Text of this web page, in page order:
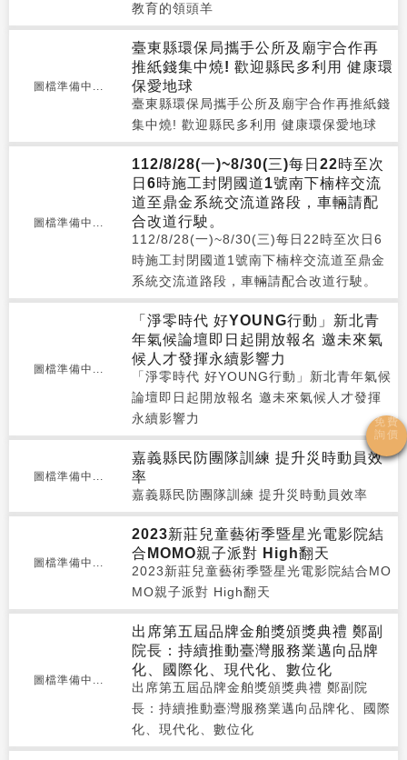
教育的領頭羊
圖檔準備中...
臺東縣環保局攜手公所及廟宇合作再
推紙錢集中燒! 歡迎縣民多利用 健康環
保愛地球
臺東縣環保局攜手公所及廟宇合作再推紙錢
集中燒! 歡迎縣民多利用 健康環保愛地球
圖檔準備中...
112/8/28(一)~8/30(三)每日22時至次
日6時施工封閉國道1號南下楠梓交流
道至鼎金系統交流道路段，車輛請配
合改道行駛。
112/8/28(一)~8/30(三)每日22時至次日6
時施工封閉國道1號南下楠梓交流道至鼎金
系統交流道路段，車輛請配合改道行駛。
圖檔準備中...
「淨零時代 好YOUNG行動」新北青
年氣候論壇即日起開放報名 邀未來氣
候人才發揮永續影響力
「淨零時代 好YOUNG行動」新北青年氣候
論壇即日起開放報名 邀未來氣候人才發揮
永續影響力
圖檔準備中...
嘉義縣民防團隊訓練 提升災時動員效
率
嘉義縣民防團隊訓練 提升災時動員效率
圖檔準備中...
2023新莊兒童藝術季暨星光電影院結
合MOMO親子派對 High翻天
2023新莊兒童藝術季暨星光電影院結合MO
MO親子派對 High翻天
圖檔準備中...
出席第五屆品牌金舶獎頒獎典禮 鄭副
院長：持續推動臺灣服務業邁向品牌
化、國際化、現代化、數位化
出席第五屆品牌金舶獎頒獎典禮 鄭副院
長：持續推動臺灣服務業邁向品牌化、國際
化、現代化、數位化